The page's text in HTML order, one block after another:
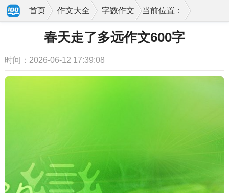
当前位置：
首页 作文大全 字数作文
春天走了多远作文600字
时间：2026-06-12 17:39:08